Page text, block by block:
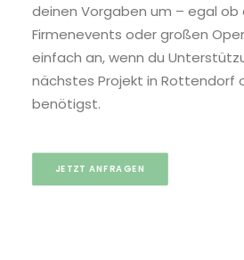
deinen Vorgaben um – egal ob
Firmenevents oder großen
einfach an, wenn du
nächstes Projekt in Rottendorf
benötigst.
JETZT ANFRAGEN